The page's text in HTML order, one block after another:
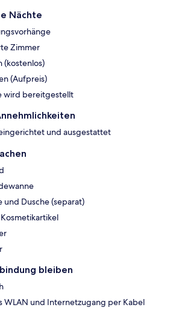
Nächte
Zimmer
(kostenlos)
(Aufpreis)
wird bereitgestellt
und ausgestattet
und Dusche (separat)
bleiben
WLAN und Internetzugang per Kabel